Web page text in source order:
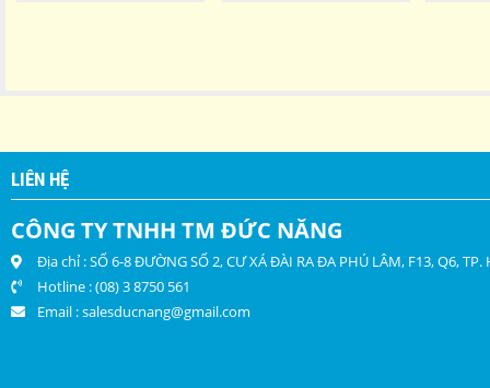
LIÊN HỆ
CÔNG TY TNHH TM ĐỨC NĂNG
Địa chỉ : SỐ 6-8 ĐƯỜNG SỐ 2, CƯ XÁ ĐÀI RA ĐA PHÚ LÂM, F13, Q6, TP.
Hotline : (08) 3 8750 561
Email :salesducnang@gmail.com